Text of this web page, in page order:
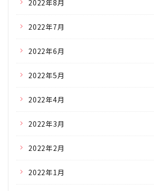
2022年8月
2022年7月
2022年6月
2022年5月
2022年4月
2022年3月
2022年2月
2022年1月